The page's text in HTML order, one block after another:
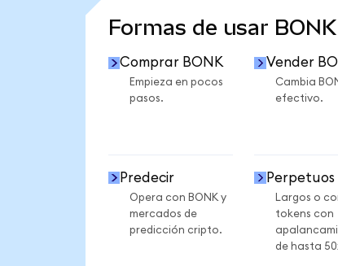
Formas de usar
Comprar BONK
Empieza en pocos
pasos.
Vender
Cambia
efectivo.
Predecir
Opera con BONK y
mercados de
predicción cripto.
Perpetuos
Largos o
tokens con
de hasta